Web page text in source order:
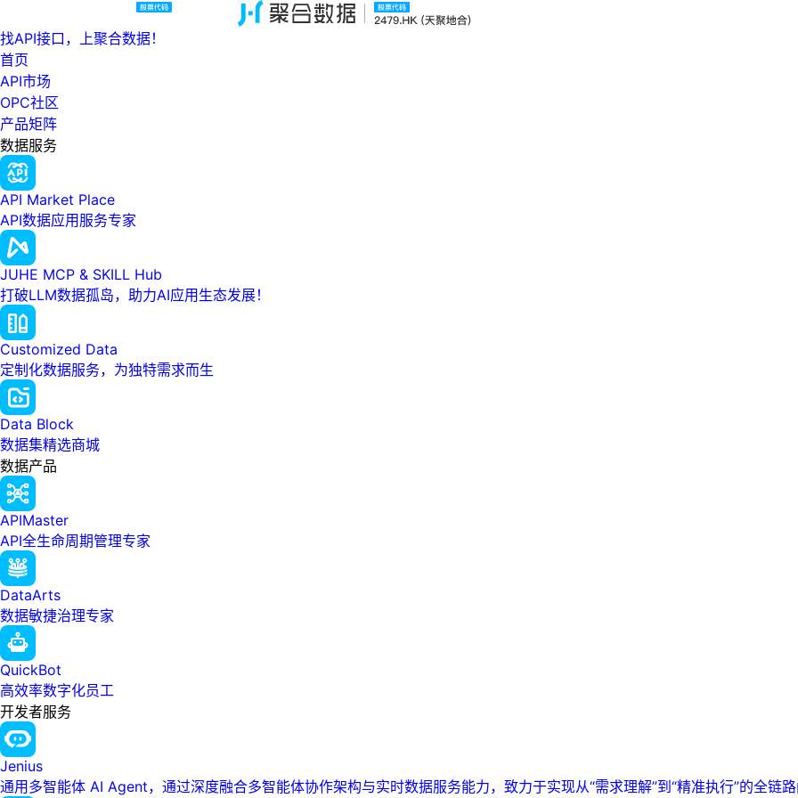
找API接口，上聚合数据！
首页
API市场
OPC社区
产品矩阵
数据服务
API Market Place
API数据应用服务专家
JUHE MCP & SKILL Hub
打破LLM数据孤岛，助力AI应用生态发展！
Customized Data
定制化数据服务，为独特需求而生
Data Block
数据集精选商城
数据产品
APIMaster
API全生命周期管理专家
DataArts
数据敏捷治理专家
QuickBot
高效率数字化员工
开发者服务
Jenius
通用多智能体 AI Agent，通过深度融合多智能体协作架构与实时数据服务能力，致力于实现从“需求理解”到“精准执行”的全链